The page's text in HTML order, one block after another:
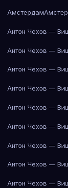
Амстердам
Антон Чехов —
Антон Чехов —
Антон Чехов —
Антон Чехов —
Антон Чехов —
Антон Чехов —
Антон Чехов —
Антон Чехов —
Антон Чехов —